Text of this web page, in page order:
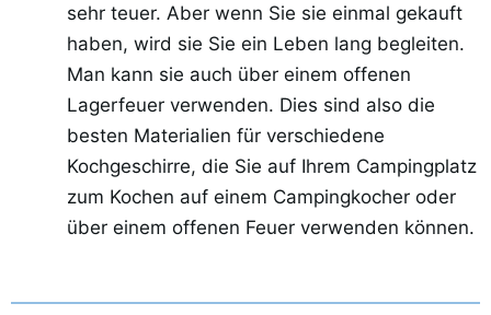
sehr teuer. Aber wenn Sie sie einmal gekauft
haben, wird sie Sie ein Leben lang begleiten.
Man kann sie auch über einem offenen
Lagerfeuer verwenden. Dies sind also die
besten Materialien für verschiedene
Kochgeschirre, die Sie auf Ihrem Campingplatz
zum Kochen auf einem Campingkocher oder
über einem offenen Feuer verwenden können.